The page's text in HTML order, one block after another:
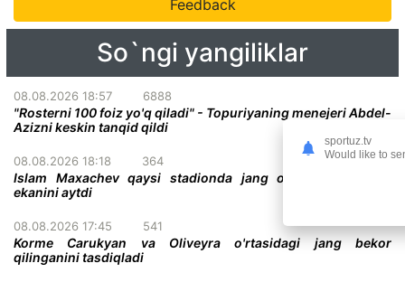
Feedback
So`ngi yangiliklar
08.08.2026 18:57 6888
"Rosterni 100 foiz yo'q qiladi" - Topuriyaning menejeri Abdel-
Azizni keskin tanqid qildi
08.08.2026 18:18 364
Islam Maxachev qaysi stadionda jang o'tkazish istagida
ekanini aytdi
08.08.2026 17:45 541
Korme Carukyan va Oliveyra o'rtasidagi jang bekor
qilinganini tasdiqladi
sportuz.tv
Would like to